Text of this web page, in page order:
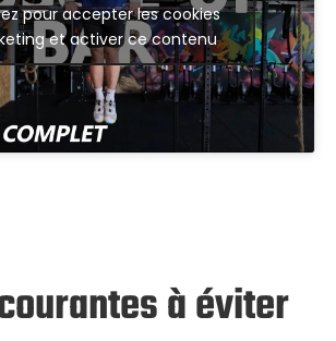
pour accepter les cookies
et activer ce contenu
à éviter